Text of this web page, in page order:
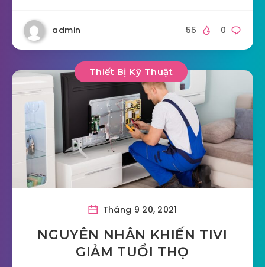
admin 0
55
Thiết Bị Kỹ Thuật
Tháng 9 20, 2021
NGUYÊN NHÂN KHIẾN TIVI
GIẢM TUỔI THỌ